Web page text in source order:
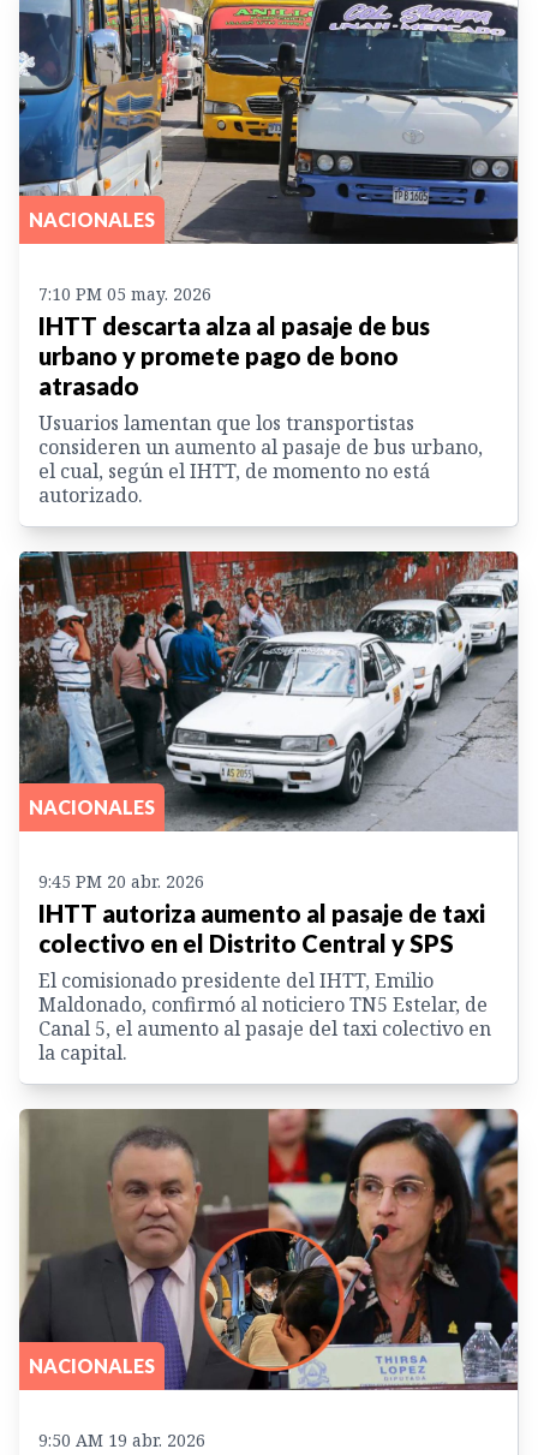
NACIONALES
7:10 PM 05 may. 2026
IHTT descarta alza al pasaje de bus
urbano y promete pago de bono
atrasado
Usuarios lamentan que los transportistas
consideren un aumento al pasaje de bus urbano,
el cual, según el IHTT, de momento no está
autorizado.
NACIONALES
9:45 PM 20 abr. 2026
IHTT autoriza aumento al pasaje de taxi
colectivo en el Distrito Central y SPS
El comisionado presidente del IHTT, Emilio
Maldonado, confirmó al noticiero TN5 Estelar, de
Canal 5, el aumento al pasaje del taxi colectivo en
la capital.
NACIONALES
9:50 AM 19 abr. 2026